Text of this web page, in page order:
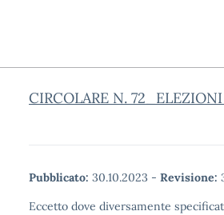
CIRCOLARE N.
Pubblicato: 30.10.2023 - Revisione:
Eccetto dove diversamente